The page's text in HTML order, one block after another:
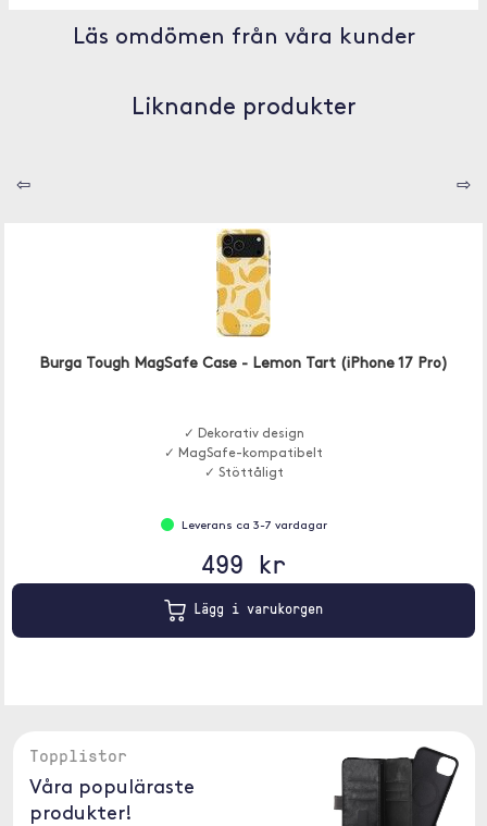
Läs omdömen från våra kunder
Liknande produkter
⇦ ⇨
Burga Tough MagSafe Case - Lemon Tart (iPhone 17 Pro)
✓ Dekorativ design
✓ MagSafe-kompatibelt
✓ Stöttåligt
Leverans ca 3-7 vardagar
499 kr
Lägg i varukorgen
Topplistor
Våra populäraste
produkter!